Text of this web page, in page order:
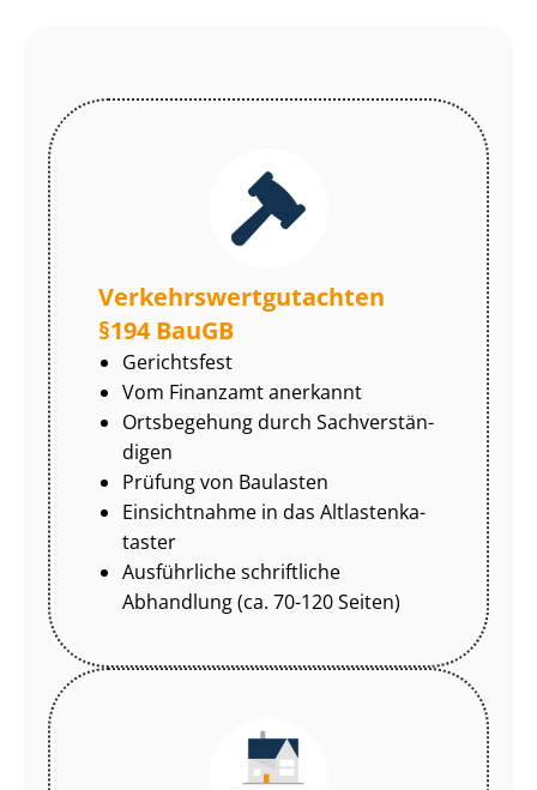
Ver­kehrs­wert­gut­ach­ten
§194 BauGB
Gerichtsfest
Vom Finanzamt anerkannt
Ortsbegehung durch Sach­ver­stän­
di­gen
Prüfung von Baulasten
Einsichtnahme in das Alt­las­ten­ka­
tas­ter
Ausführliche schriftliche
Abhandlung (ca. 70-120 Seiten)